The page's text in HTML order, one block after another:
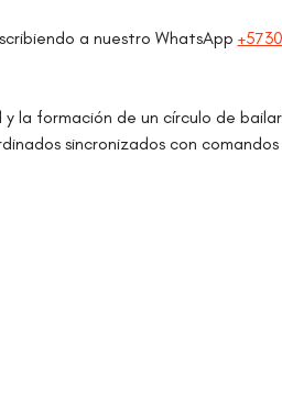
a nuestro WhatsApp
la formación de un círculo de
sincronizados con comandos